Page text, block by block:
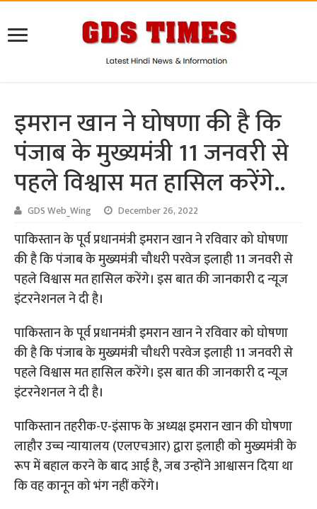
इमरान खान ने घोषणा की है कि
पंजाब के मुख्यमंत्री 11 जनवरी से
पहले विश्वास मत हासिल करेंगे..
GDS Web_Wing December 26, 2022
पाकिस्तान के पूर्व प्रधानमंत्री इमरान खान ने रविवार को घोषणा
की है कि पंजाब के मुख्यमंत्री चौधरी परवेज इलाही 11 जनवरी से
पहले विश्वास मत हासिल करेंगे। इस बात की जानकारी द न्यूज
इंटरनेशनल ने दी है।
पाकिस्तान के पूर्व प्रधानमंत्री इमरान खान ने रविवार को घोषणा
की है कि पंजाब के मुख्यमंत्री चौधरी परवेज इलाही 11 जनवरी से
पहले विश्वास मत हासिल करेंगे। इस बात की जानकारी द न्यूज
इंटरनेशनल ने दी है।
पाकिस्तान तहरीक-ए-इंसाफ के अध्यक्ष इमरान खान की घोषणा
लाहौर उच्च न्यायालय (एलएचआर) द्वारा इलाही को मुख्यमंत्री के
रूप में बहाल करने के बाद आई है, जब उन्होंने आश्वासन दिया था
कि वह कानून को भंग नहीं करेंगे।